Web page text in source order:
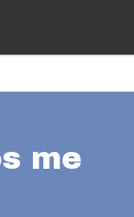
me